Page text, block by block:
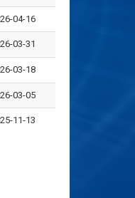
04-16
03-31
03-18
03-05
11-13